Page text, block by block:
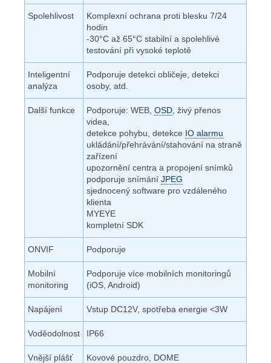
Spolehlivost
Komplexní ochrana proti blesku 7/24
hodin
-30°C až 65°C stabilní a spolehlivé
testování při vysoké teplotě
Inteligentní
analýza
Podporuje detekci obličeje, detekci
osoby, atd.
Další funkce Podporuje: WEB, OSD, živý přenos
videa,
detekce pohybu, detekce IO alarmu
ukládání/přehrávání/stahování na straně
zařízení
upozornění centra a propojení snímků
podporuje snímání JPEG
sjednocený software pro vzdáleného
klienta
MYEYE
kompletní SDK
ONVIF Podporuje
Mobilní
monitoring
Podporuje více mobilních monitoringů
(iOS, Android)
Napájení Vstup DC12V, spotřeba energie <3W
Voděodolnost IP66
Vnější plášť Kovové pouzdro, DOME